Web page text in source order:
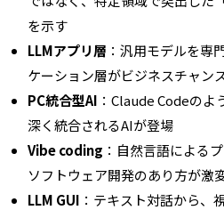
を示す
LLMアプリ層 ：汎用モデルを専
ケーション層がビジネスチャン
PC統合型AI ：Claude Codeのよ
深く統合されるAIが登場
Vibe coding ：自然言語による
ソフトウェア開発のあり方が激
LLM GUI ：テキスト対話から、